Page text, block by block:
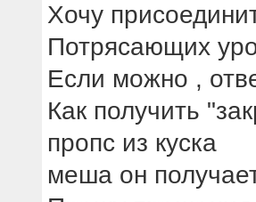
Хочу
Потрясающих
Если можно ,
Как получить
пропс из куска
меша он